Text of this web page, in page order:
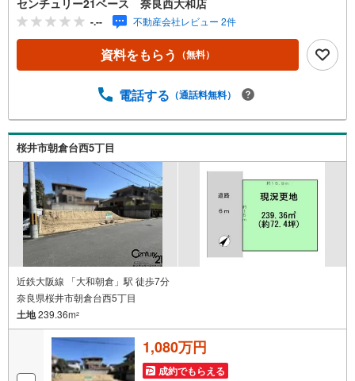
り（地方銀行・都市銀行・信用金庫etc）・優遇後適用金利
0.875％～（審査内容により異なります）--- ◇◇ Yahoo！
不動産キャンペーン対象店舗 ◇◇ ----当店で物件を成約い
ただくとPayPayボーナスライトがもらえる【Yahoo！不動
もらう」「見学予約をする」からエントリーください。※必
い。-----------------------------
-.-- 不動産会社レビュー 2件
資料をもらう （無料）
電話する （通話料無料）
桜井市朝倉台西5丁目
近鉄大阪線 「大和朝倉」駅 徒歩7分
奈良県桜井市朝倉台西5丁目
土地239.36m2
1,080万円
成約でもらえる